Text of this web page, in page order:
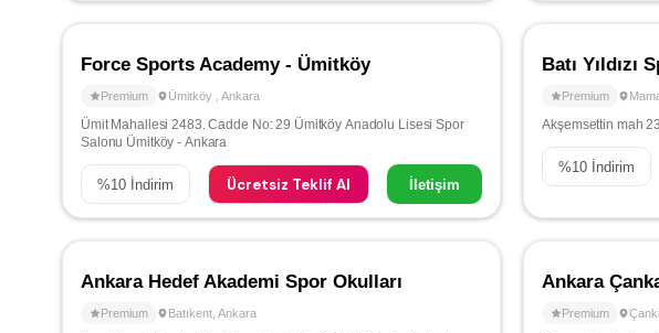
Force Sports Academy - Ümitköy
Premium Ümitköy Ankara
Ümit Mahallesi 2483. Cadde No: 29 Ümitköy Anadolu Lisesi Spor
Salonu Ümitköy - Ankara
%10 İndirim Ücretsiz Teklif Al İletişim
Batı Yıldızı
Premium
Akşemsettin mah
%10 İndirim
Ankara Hedef Akademi Spor Okulları
Premium Batıkent Ankara
Ankara
Premium